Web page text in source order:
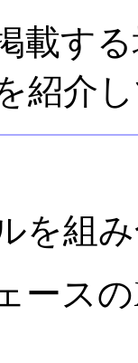
載す
紹介
を組
ースの